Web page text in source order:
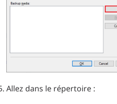
Allez dans le répertoire :